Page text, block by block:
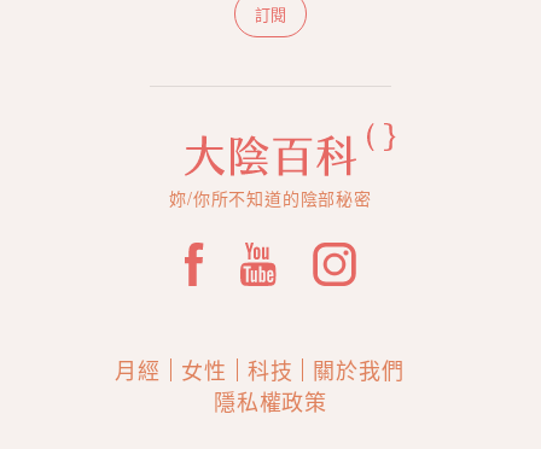
訂閱
妳/你所不知道的陰部秘密
月經 女性 科技
關於我們
隱私權政策